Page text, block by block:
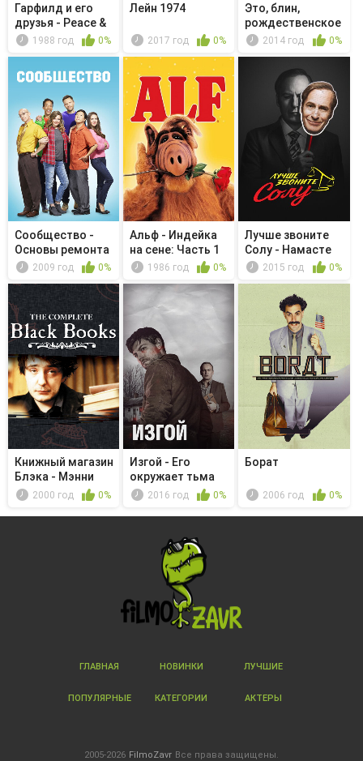
Гарфилд и его
друзья - Peace &
Quiet/...
1988 год 0%
Лейн 1974
2017 год 0%
Это, блин,
рождественское
чудо2014 год 0%
Сообщество -
Основы ремонта
автофурго...
2009 год 0%
Альф - Индейка
на сене: Часть 1
1986 год 0%
Лучше звоните
Солу - Намасте
2015 год 0%
Книжный магазин
Блэка - Мэнни
возвращ...
2000 год 0%
Изгой - Его
окружает тьма
2016 год 0%
Борат
2006 год 0%
ГЛАВНАЯ НОВИНКИ ЛУЧШИЕ
ПОПУЛЯРНЫЕ КАТЕГОРИИ АКТЕРЫ
2005-2026 FilmoZavr Все права защищены.